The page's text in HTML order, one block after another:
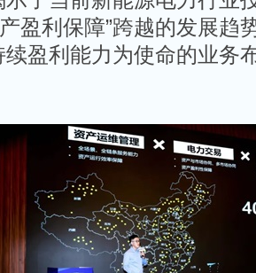
盈利保障”跨越的发展趋
盈利能力为使命的业务